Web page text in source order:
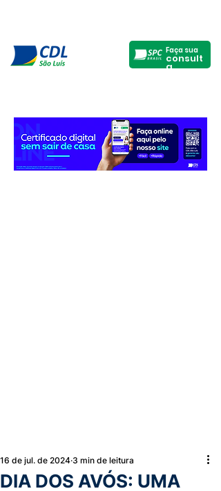
Faça sua
consult
a
DIA DOS AVÓS: UMA
16 de jul. de 2024 3 min de leitura